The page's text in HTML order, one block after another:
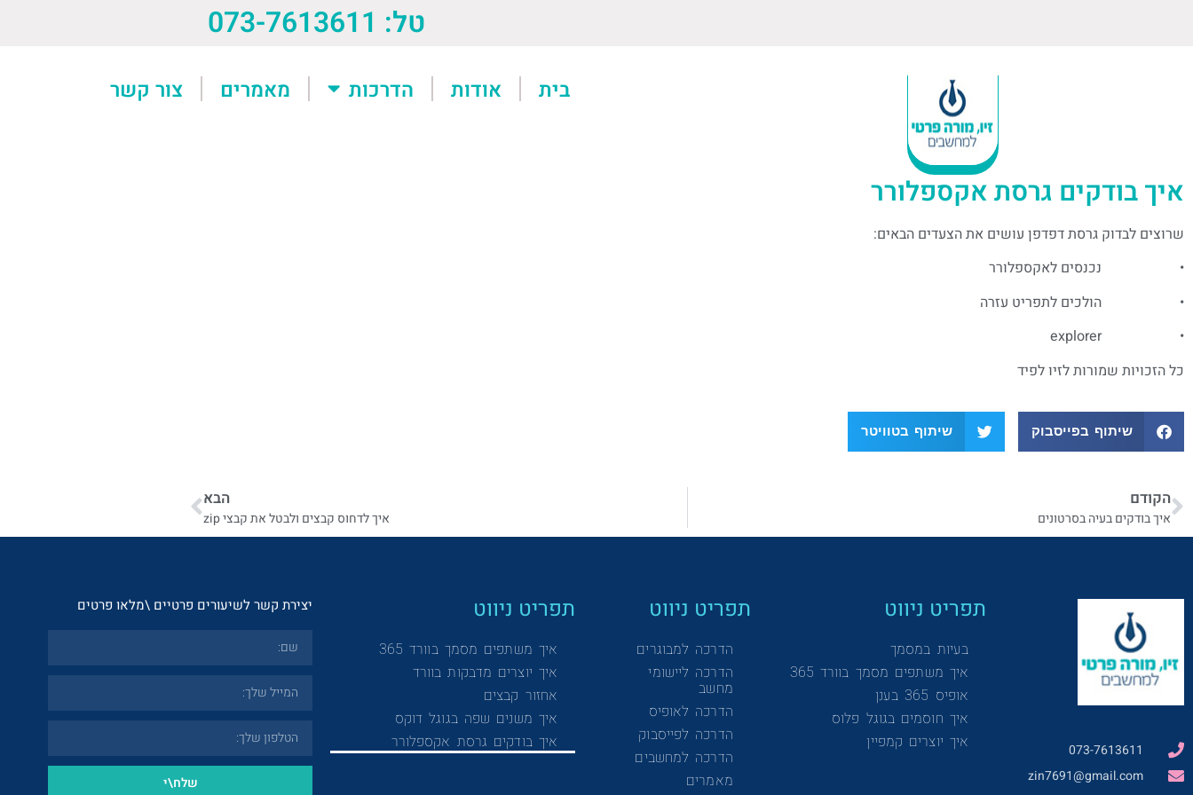
טל: 073-7613611
בית אודות הדרכות מאמרים צור קשר
איך בודקים גרסת אקספלורר
שרוצים לבדוק גרסת דפדפן עושים את הצעדים הבאים:
• נכנסים לאקספלורר
• הולכים לתפריט עזרה
• explorer
כל הזכויות שמורות לזיו לפיד
שיתוף בפייסבוק שיתוף בטוויטר
הקודם
איך בודקים בעיה בסרטונים
הבא
איך לדחוס קבצים ולבטל את קבצי zip
073-7613611
zin7691@gmail.com
תפריט ניווט
בעיות במסמך
איך משתפים מסמך בוורד 365
אופיס 365 בענן
איך חוסמים בגוגל פלוס
איך יוצרים קמפיין
תפריט ניווט
הדרכה למבוגרים
הדרכה ליישומי
מחשב
הדרכה לאופיס
הדרכה לפייסבוק
הדרכה למחשבים
מאמרים
תפריט ניווט
איך משתפים מסמך בוורד 365
איך יוצרים מדבקות בוורד
אחזור קבצים
איך משנים שפה בגוגל דוקס
איך בודקים גרסת אקספלורר
יצירת קשר לשיעורים פרטיים \מלאו פרטים
שלח\י